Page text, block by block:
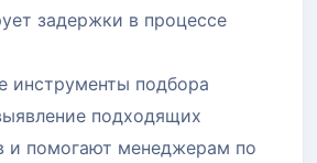
задержки в процессе
инструменты подбора
подходящих
и помогают менеджерам по